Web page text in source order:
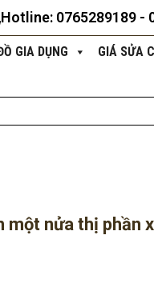
Hotline: 0765289189 -
GIA DỤNG GIÁ SỬA
nửa thị phần